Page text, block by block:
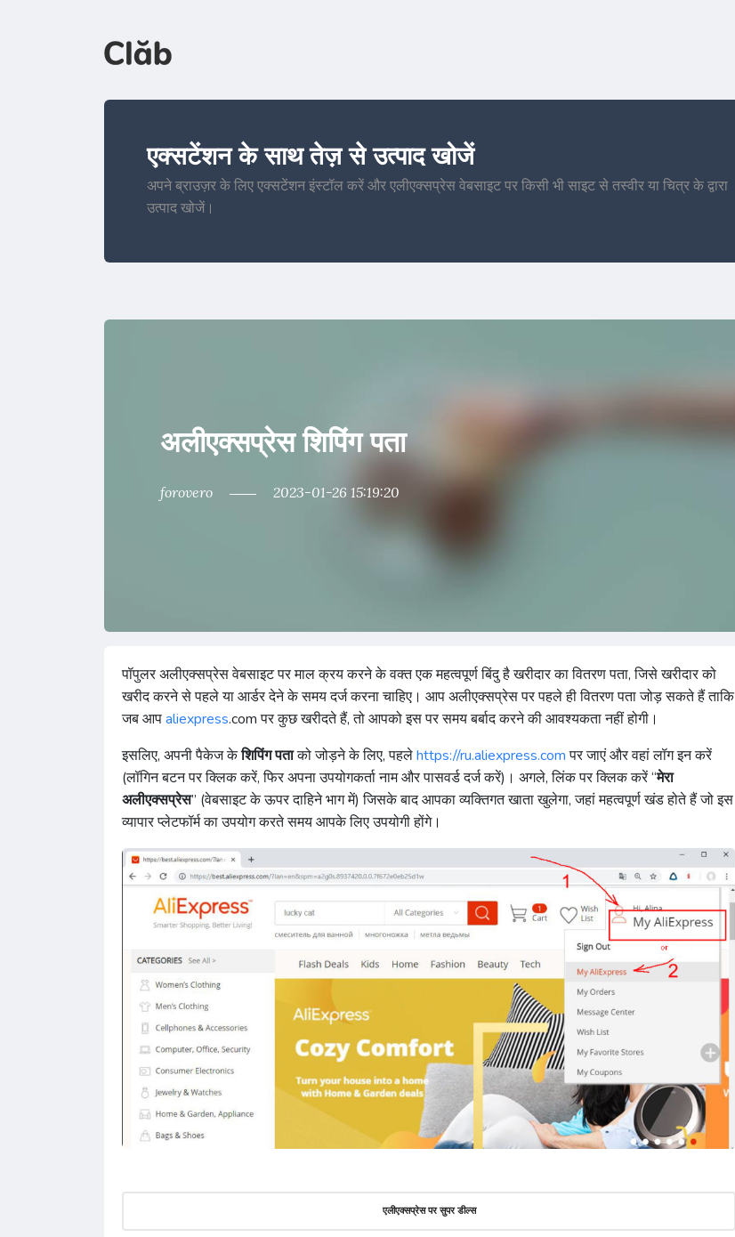
एक्सटेंशन के साथ तेज़ से उत्पाद खोजें
अपने ब्राउज़र के लिए एक्सटेंशन इंस्टॉल करें और एलीएक्सप्रेस वेबसाइट पर किसी भी साइट से तस्वीर या चित्र के द्वारा
उत्पाद खोजें।
अलीएक्सप्रेस शिपिंग पता
forovero 2023-01-26 15:19:20
पॉपुलर अलीएक्सप्रेस वेबसाइट पर माल क्रय करने के वक्त एक महत्वपूर्ण बिंदु है खरीदार का वितरण पता, जिसे खरीदार को
खरीद करने से पहले या आर्डर देने के समय दर्ज करना चाहिए। आप अलीएक्सप्रेस पर पहले ही वितरण पता जोड़ सकते हैं ताकि
जब आपaliexpress.com पर कुछ खरीदते हैं, तो आपको इस पर समय बर्बाद करने की आवश्यकता नहीं होगी।
इसलिए, अपनी पैकेज केशिपिंग पताको जोड़ने के लिए, पहलेhttps://ru.aliexpress.comपर जाएं और वहां लॉग इन करें
(लॉगिन बटन पर क्लिक करें, फिर अपना उपयोगकर्ता नाम और पासवर्ड दर्ज करें)। अगले, लिंक पर क्लिक करें “मेरा
अलीएक्सप्रेस” (वेबसाइट के ऊपर दाहिने भाग में) जिसके बाद आपका व्यक्तिगत खाता खुलेगा, जहां महत्वपूर्ण खंड होते हैं जो इस
व्यापार प्लेटफॉर्म का उपयोग करते समय आपके लिए उपयोगी होंगे।
एलीएक्सप्रेस पर सुपर डील्स